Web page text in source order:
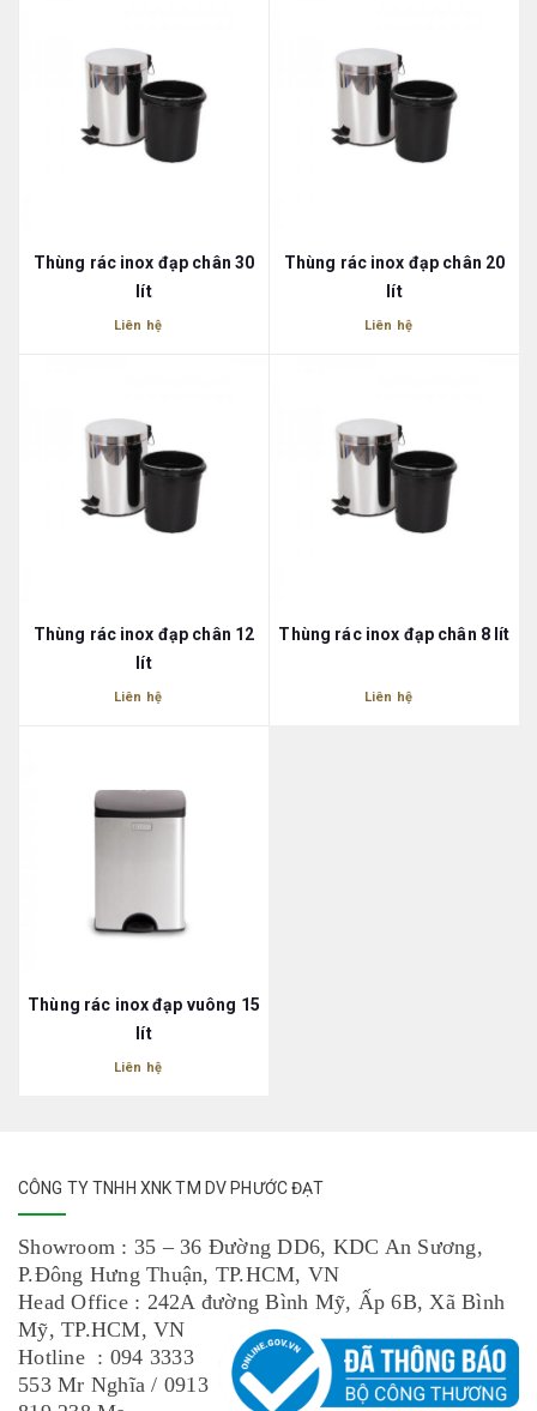
Thùng rác inox đạp chân 30
lít
Liên hệ
Thùng rác inox đạp chân 20
lít
Liên hệ
Thùng rác inox đạp chân 12
lít
Liên hệ
Thùng rác inox đạp chân 8 lít
Liên hệ
Thùng rác inox đạp vuông 15
lít
Liên hệ
CÔNG TY TNHH XNK TM DV PHƯỚC ĐẠT
Showroom : 35 – 36 Đường DD6, KDC An Sương,
P.Đông Hưng Thuận, TP.HCM, VN
Head Office : 242A đường Bình Mỹ, Ấp 6B, Xã Bình
Mỹ, TP.HCM, VN
Hotline : 094 3333
553 Mr Nghĩa / 0913